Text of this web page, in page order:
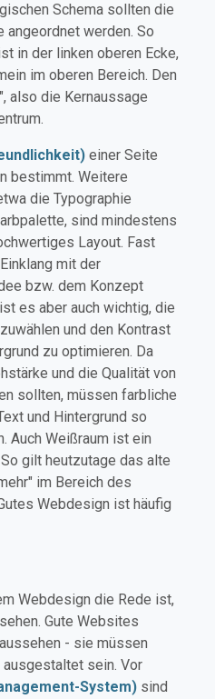
Schema sollten die
angeordnet werden. So
in der linken oberen Ecke,
im oberen Bereich. Den
also die Kernaussage
einer Seite
bestimmt. Weitere
die Typographie
sind mindestens
Layout. Fast
mit der
bzw. dem Konzept
es aber auch wichtig, die
und den Kontrast
zu optimieren. Da
und die Qualität von
sollten, müssen farbliche
und Hintergrund so
Auch Weißraum ist ein
gilt heutzutage das alte
im Bereich des
Webdesign ist häufig
Webdesign die Rede ist,
Gute Websites
- sie müssen
sein. Vor
System) sind